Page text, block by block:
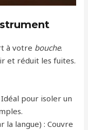
à votre bouche.
et réduit les fuites.
pour isoler un
la langue) : Couvre